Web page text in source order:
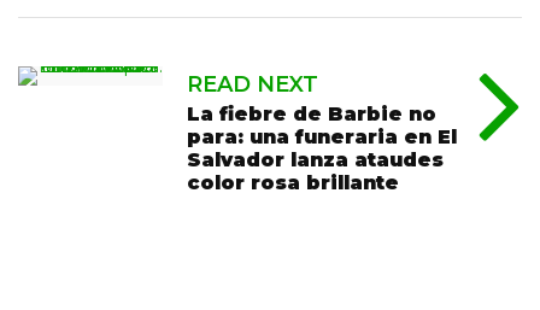
READ NEXT
La fiebre de Barbie no
para: una funeraria en El
Salvador lanza ataudes
color rosa brillante